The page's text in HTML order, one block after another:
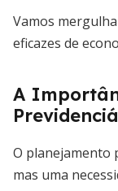
Vamos
eficazes de
A
O planejamento
mas uma